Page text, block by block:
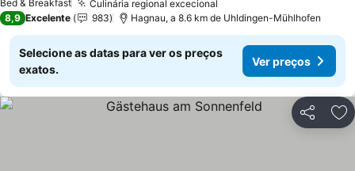
Bed & Breakfast Culinária regional excecional
8,9 Excelente 983 Hagnau, a 8.6 km de Uhldingen-Mühlhofen
Selecione as datas para ver os preços
exatos.
Ver preços
Partilhar